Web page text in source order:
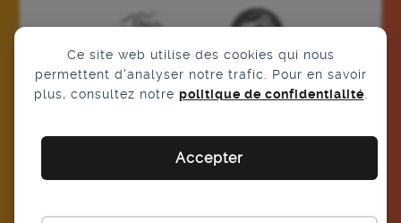
Ce site web utilise des cookies qui nous
permettent d'analyser notre trafic. Pour en savoir
plus, consultez notre politique de confidentialité
Accepter